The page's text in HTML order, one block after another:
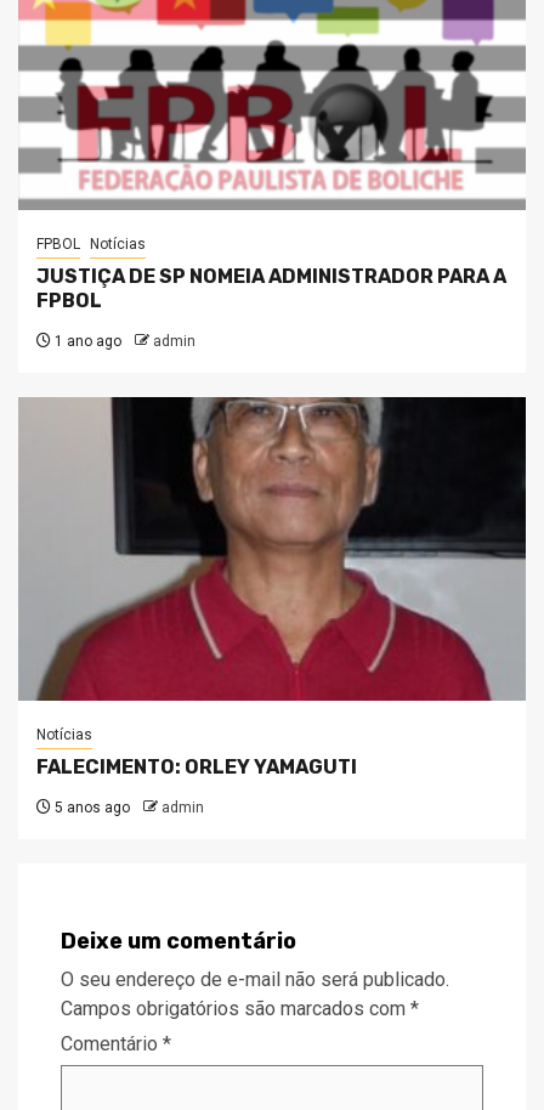
FPBOL Notícias
JUSTIÇA DE SP NOMEIA ADMINISTRADOR PARA A
FPBOL
1 ano ago admin
Notícias
FALECIMENTO: ORLEY YAMAGUTI
5 anos ago admin
Deixe um comentário
O seu endereço de e-mail não será publicado.
Campos obrigatórios são marcados com *
Comentário *